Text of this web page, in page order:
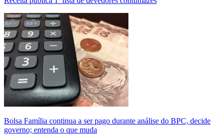
Bolsa Família continua a ser pago durante análise do BPC, decide
governo; entenda o que muda